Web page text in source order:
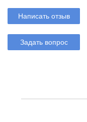
Написать отзыв
Задать вопрос